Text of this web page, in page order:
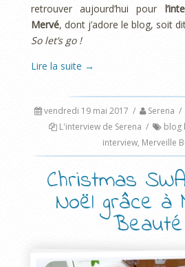
retrouver aujourd’hui pour
Mervé, dont j’adore le blog, soit
So let’s go !
Lire la suite →
vendredi 19 mai 2017 / Serena /
L'interview de Serena / blog
interview, Merveille
Christmas
Noël grâce à